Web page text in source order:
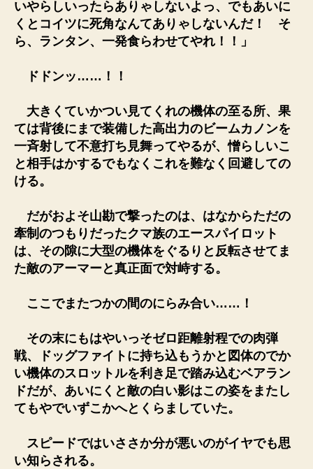
いやらしいったらありゃしないよっ、でもあいに
くとコイツに死角なんてありゃしないんだ！ そ
ら、ランタン、一発食らわせてやれ！！」
ドドンッ……！！
大きくていかつい見てくれの機体の至る所、果
ては背後にまで装備した高出力のビームカノンを
一斉射して不意打ち見舞ってやるが、憎らしいこ
と相手はかするでもなくこれを難なく回避しての
ける。
だがおよそ山勘で撃ったのは、はなからただの
牽制のつもりだったクマ族のエースパイロット
は、その隙に大型の機体をぐるりと反転させてま
た敵のアーマーと真正面で対峙する。
ここでまたつかの間のにらみ合い……！
その末にもはやいっそゼロ距離射程での肉弾
戦、ドッグファイトに持ち込もうかと図体のでか
い機体のスロットルを利き足で踏み込むベアラン
ドだが、あいにくと敵の白い影はこの姿をまたし
てもやでいずこかへとくらましていた。
スピードではいささか分が悪いのがイヤでも思
い知らされる。